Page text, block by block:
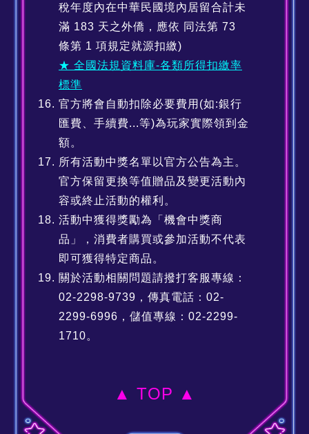
稅年度內在中華民國境內居留合計未
滿 183 天之外僑，應依 同法第 73
條第 1 項規定就源扣繳)
★ 全國法規資料庫-各類所得扣繳率
標準
官方將會自動扣除必要費用(如:銀行
匯費、手續費...等)為玩家實際領到金
額。
所有活動中獎名單以官方公告為主。
官方保留更換等值贈品及變更活動內
容或終止活動的權利。
活動中獲得獎勵為「機會中獎商
品」，消費者購買或參加活動不代表
即可獲得特定商品。
關於活動相關問題請撥打客服專線：
02-2298-9739，傳真電話：02-
2299-6996，儲值專線：02-2299-
1710。
▲ TOP ▲